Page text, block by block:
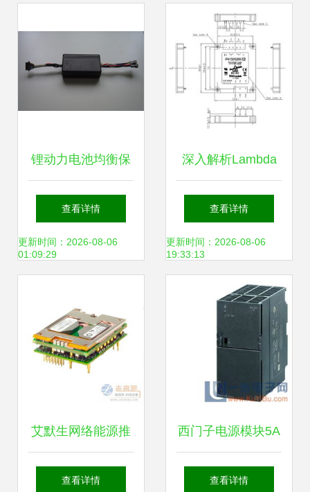
锂动力电池均衡保
护模块——构筑电
源系统的核心安防
查看详情
更新时间：2026-08-06
01:09:29
深入解析Lambda
电源模块
PH75F280-15 卓
越性能与关键对比
优劣势
查看详情
更新时间：2026-08-06
19:33:13
艾默生网络能源推
出最新版直流-直流
查看详情
西门子电源模块5A
与其他电源模块的
查看详情